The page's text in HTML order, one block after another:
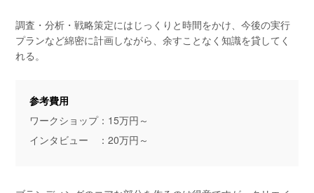
調査・分析・戦略策定にはじっくりと時間をかけ、今後の実行
プランなど綿密に計画しながら、余すことなく知識を貸してく
れる。
参考費用
ワークショップ：15万円～
インタビュー ：20万円～